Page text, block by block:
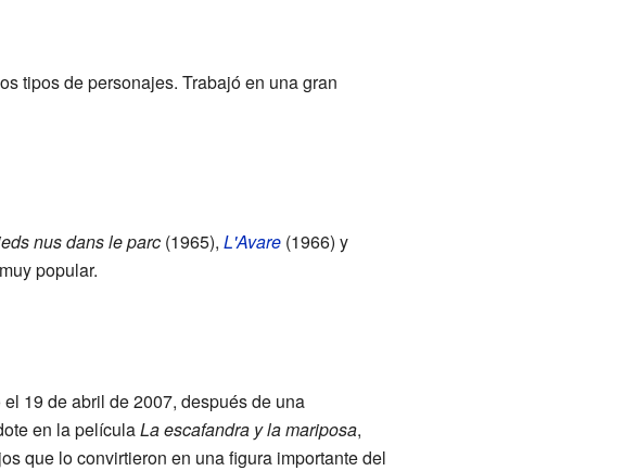
tipos de personajes. Trabajó en una gran
nus dans le parc(1965), L'Avare(1966) y
popular.
19 de abril de 2007, después de una
en la películaLa escafandra y la mariposa,
que lo convirtieron en una figura importante del